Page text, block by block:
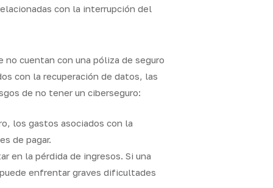
con la interrupción del
cuentan con una póliza de seguro
con la recuperación de datos, las
de no tener un ciberseguro:
los gastos asociados con la
de pagar.
en la pérdida de ingresos. Si una
enfrentar graves dificultades